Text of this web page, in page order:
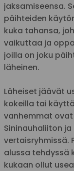
jaksamiseensa.
päihteiden
kuka tahansa,
vaikuttaa ja
joilla on joku
läheinen.
Läheiset jäävät
kokeilla tai
vanhemmat
Sininauhaliiton
vertaisryhmissä.
alussa tehdyssä
kukaan ollut